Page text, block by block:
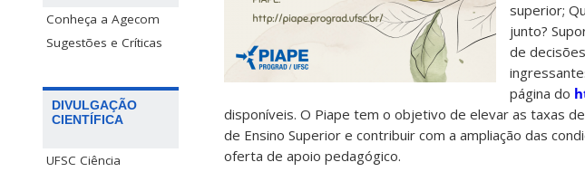
Conheça a Agecom
Sugestões e Críticas
DIVULGAÇÃO
CIENTÍFICA
UFSC Ciência
superior;
junto?
de
página do
disponíveis. O Piape tem o objetivo de elevar as taxas
de Ensino Superior e contribuir com a ampliação das
oferta de apoio pedagógico.